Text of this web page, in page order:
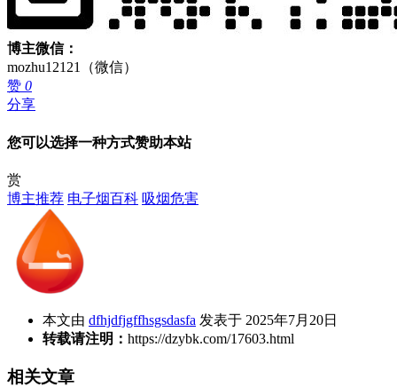
博主微信：
mozhu12121（微信）
赞 0
分享
您可以选择一种方式赞助本站
赏
博主推荐 电子烟百科 吸烟危害
本文由 dfhjdfjgffhsgsdasfa 发表于 2025年7月20日
转载请注明： https://dzybk.com/17603.html
相关文章